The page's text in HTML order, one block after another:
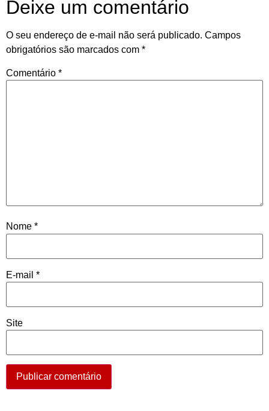
Deixe um comentário
O seu endereço de e-mail não será publicado. Campos
obrigatórios são marcados com *
Comentário *
Nome *
E-mail *
Site